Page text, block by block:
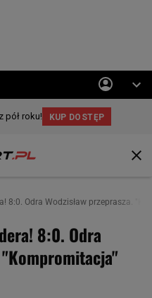
8:0. Odra Wodzisław przeprasza.
8:0. Odra
"Kompromitacja"